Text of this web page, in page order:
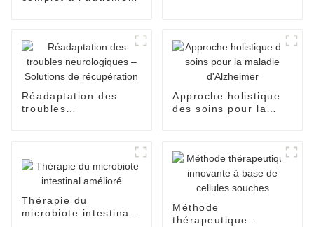
Réadaptation des
troubles
Approche holistique
des soins pour la
Thérapie du
microbiote intestinal
Méthode
thérapeutique